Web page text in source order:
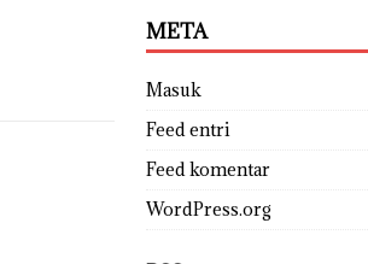
META
Masuk
Feed entri
Feed komentar
WordPress.org